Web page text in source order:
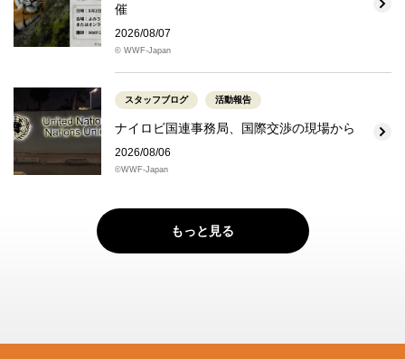
催
2026/08/07
© WWF-Japan
スタッフブログ 活動報告
ナイロビ国連事務局、国際交渉の現場から
2026/08/06
©WWF-Japan
もっと見る